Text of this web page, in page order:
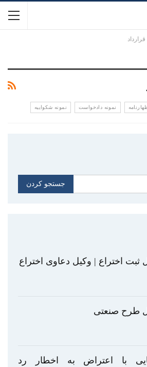
قرارداد
نمونه دادخواست نمونه شکواییه
ثبت اختراع | وکیل دعاوی اختراع
طرح صنعتی
با اعتراض به اخطار رد